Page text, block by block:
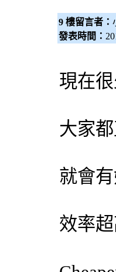
9 樓留言者：
發表時間：
現在
大家
就會
效率